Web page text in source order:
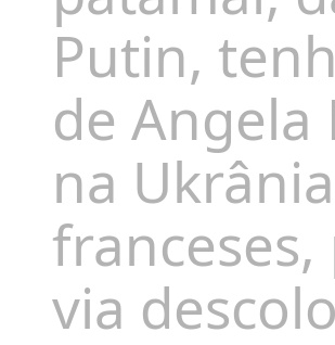
Putin,
deAngela
na Ukrânia
via